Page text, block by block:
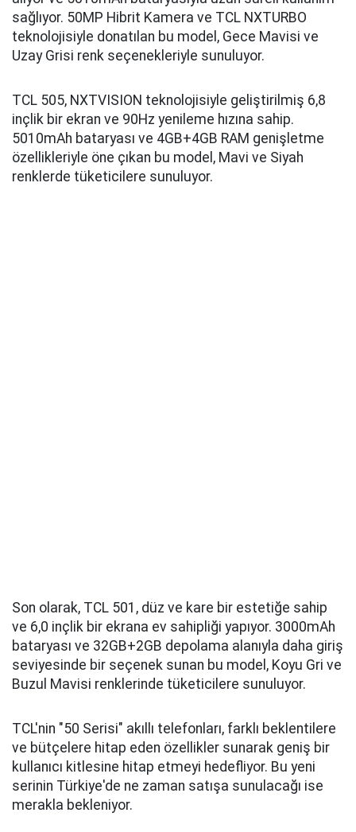
sağlıyor. 50MP Hibrit Kamera ve TCL NXTURBO
teknolojisiyle donatılan bu model, Gece Mavisi ve
Uzay Grisi renk seçenekleriyle sunuluyor.
TCL 505, NXTVISION teknolojisiyle geliştirilmiş 6,8
inçlik bir ekran ve 90Hz yenileme hızına sahip.
5010mAh bataryası ve 4GB+4GB RAM genişletme
özellikleriyle öne çıkan bu model, Mavi ve Siyah
renklerde tüketicilere sunuluyor.
Son olarak, TCL 501, düz ve kare bir estetiğe sahip
ve 6,0 inçlik bir ekrana ev sahipliği yapıyor. 3000mAh
bataryası ve 32GB+2GB depolama alanıyla daha giriş
seviyesinde bir seçenek sunan bu model, Koyu Gri ve
Buzul Mavisi renklerinde tüketicilere sunuluyor.
TCL'nin "50 Serisi" akıllı telefonları, farklı beklentilere
ve bütçelere hitap eden özellikler sunarak geniş bir
kullanıcı kitlesine hitap etmeyi hedefliyor. Bu yeni
serinin Türkiye'de ne zaman satışa sunulacağı ise
merakla bekleniyor.